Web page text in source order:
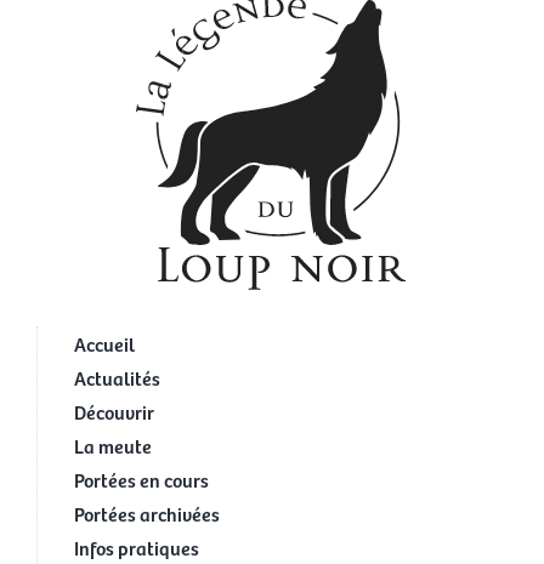
Accueil
Actualités
Découvrir
La meute
Portées en cours
Portées archivées
Infos pratiques